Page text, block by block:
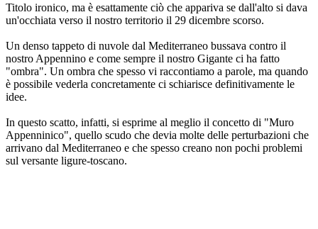
Titolo ironico, ma è esattamente ciò che appariva se dall'alto si dava
un'occhiata verso il nostro territorio il 29 dicembre scorso.
Un denso tappeto di nuvole dal Mediterraneo bussava contro il
nostro Appennino e come sempre il nostro Gigante ci ha fatto
"ombra". Un ombra che spesso vi raccontiamo a parole, ma quando
è possibile vederla concretamente ci schiarisce definitivamente le
idee.
In questo scatto, infatti, si esprime al meglio il concetto di "Muro
Appenninico", quello scudo che devia molte delle perturbazioni che
arrivano dal Mediterraneo e che spesso creano non pochi problemi
sul versante ligure-toscano.